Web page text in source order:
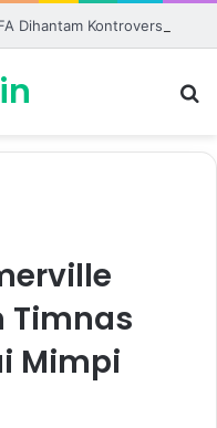
Timnas
Mimpi